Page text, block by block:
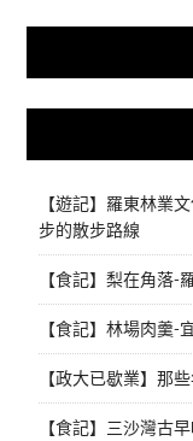
【遊記】羅東林業
步的散步路線
【食記】梨在角落-
【食記】林場肉羹-
【政大已歇業】那
【食記】三沙灣古